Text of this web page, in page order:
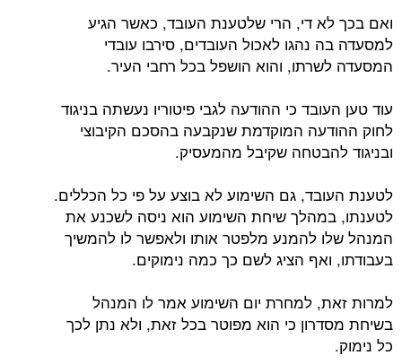
ואם בכך לא די, הרי שלטענת העובד, כאשר הגיע
למסעדה בה נהגו לאכול העובדים, סירבו עובדי
המסעדה לשרתו, והוא הושפל בכל רחבי העיר.
עוד טען העובד כי ההודעה לגבי פיטוריו נעשתה בניגוד
לחוק ההודעה המוקדמת שנקבעה בהסכם הקיבוצי
ובניגוד להבטחה שקיבל מהמעסיק.
לטענת העובד, גם השימוע לא בוצע על פי כל הכללים.
לטענתו, במהלך שיחת השימוע הוא ניסה לשכנע את
המנהל שלו להמנע מלפטר אותו ולאפשר לו להמשיך
בעבודתו, ואף הציג לשם כך כמה נימוקים.
למרות זאת, למחרת יום השימוע אמר לו המנהל
בשיחת מסדרון כי הוא מפוטר בכל זאת, ולא נתן לכך
כל נימוק.